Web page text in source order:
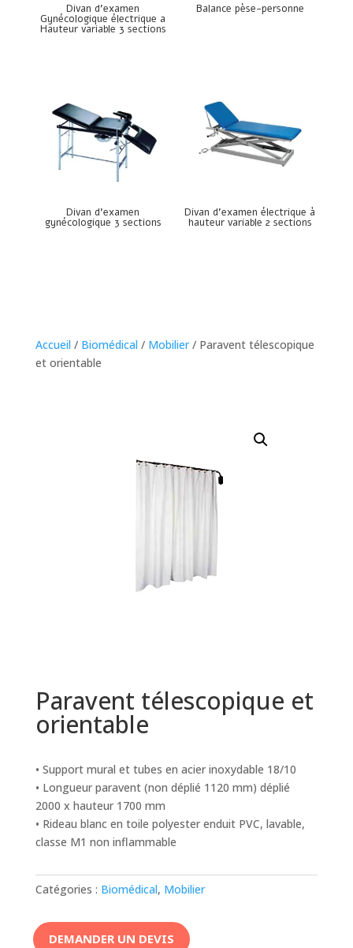
Divan d’examen
Gynécologique électrique a
Hauteur variable 3 sections
Balance pèse-personne
Divan d’examen
gynécologique 3 sections
Divan d’examen électrique à
hauteur variable 2 sections
Accueil / Biomédical / Mobilier/ Paravent télescopique
et orientable
Paravent télescopique et
orientable
• Support mural et tubes en acier inoxydable 18/10
• Longueur paravent (non déplié 1120 mm) déplié
2000 x hauteur 1700 mm
• Rideau blanc en toile polyester enduit PVC, lavable,
classe M1 non inflammable
Catégories : Biomédical, Mobilier
DEMANDER UN DEVIS